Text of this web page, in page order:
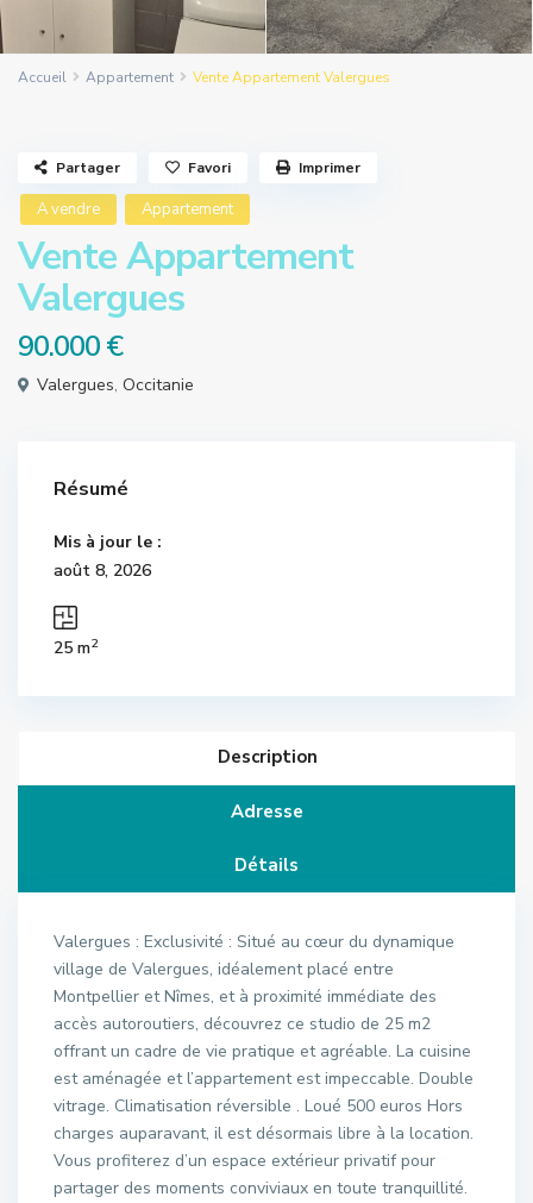
Accueil Appartement Vente Appartement Valergues
A vendre Appartement
Vente Appartement
Valergues
90.000 €
Valergues, Occitanie
Partager Favori Imprimer
Résumé
Mis à jour le :
août 8, 2026
25 m2
Description
Adresse
Détails
Valergues : Exclusivité : Situé au cœur du dynamique
village de Valergues, idéalement placé entre
Montpellier et Nîmes, et à proximité immédiate des
accès autoroutiers, découvrez ce studio de 25 m2
offrant un cadre de vie pratique et agréable. La cuisine
est aménagée et l’appartement est impeccable. Double
vitrage. Climatisation réversible . Loué 500 euros Hors
charges auparavant, il est désormais libre à la location.
Vous profiterez d’un espace extérieur privatif pour
partager des moments conviviaux en toute tranquillité.